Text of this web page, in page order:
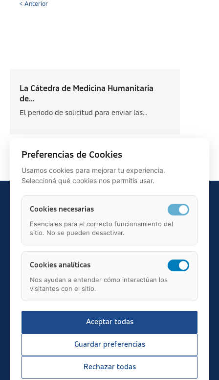
< Anterior
La Cátedra de Medicina Humanitaria
de...
El periodo de solicitud para enviar las...
Teléfono: 91 595 75 00
c/ Juan Ignacio Luca de Tena, 12, 28027, Madrid
Mail: fundacion.asisa@asisa.es
Política de Cookies
Preferencias de Cookies
Usamos cookies para mejorar tu experiencia.
Seleccioná qué cookies nos permitís usar.
Cookies necesarias
Esenciales para el correcto funcionamiento del
sitio. No se pueden desactivar.
Cookies analíticas
Nos ayudan a entender cómo interactúan los
visitantes con el sitio.
Aceptar todas
Guardar preferencias
Rechazar todas